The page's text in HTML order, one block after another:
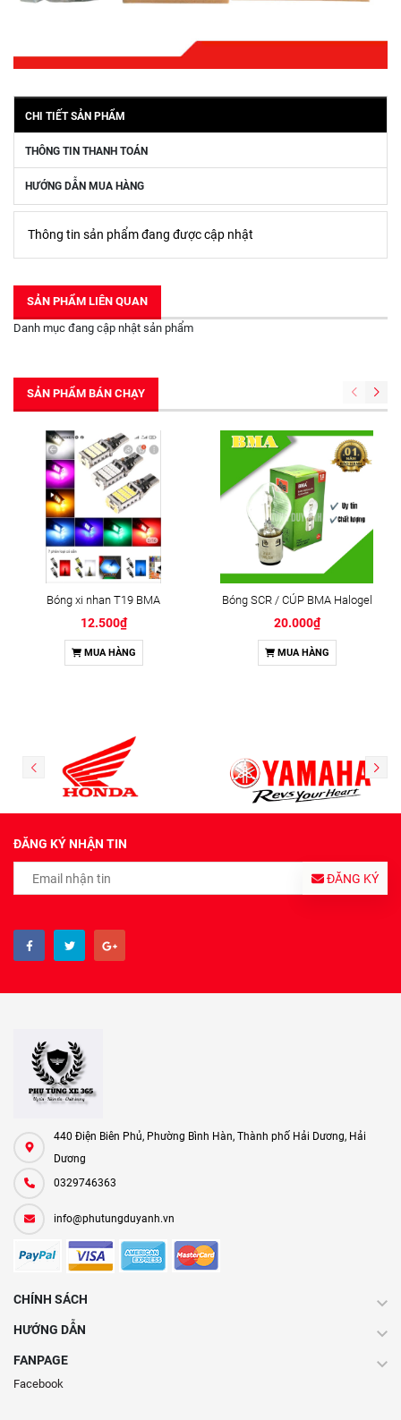
CHI TIẾT SẢN PHẨM
THÔNG TIN THANH TOÁN
HƯỚNG DẪN MUA HÀNG
Thông tin sản phẩm đang được cập nhật
SẢN PHẨM LIÊN QUAN
Danh mục đang cập nhật sản phẩm
SẢN PHẨM BÁN CHẠY
Bóng xi nhan T19 BMA
12.500₫
MUA HÀNG
Bóng SCR / CÚP BMA Halogel
20.000₫
MUA HÀNG
ĐĂNG KÝ NHẬN TIN
ĐĂNG KÝ
440 Điện Biên Phủ, Phường Bình Hàn, Thành phố Hải Dương, Hải
Dương
0329746363
info@phutungduyanh.vn
CHÍNH SÁCH
HƯỚNG DẪN
FANPAGE
Facebook